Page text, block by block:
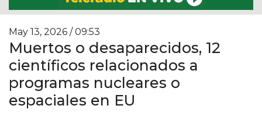
May 13, 2026 / 09:53
Muertos o desaparecidos, 12
científicos relacionados a
programas nucleares o
espaciales en EU